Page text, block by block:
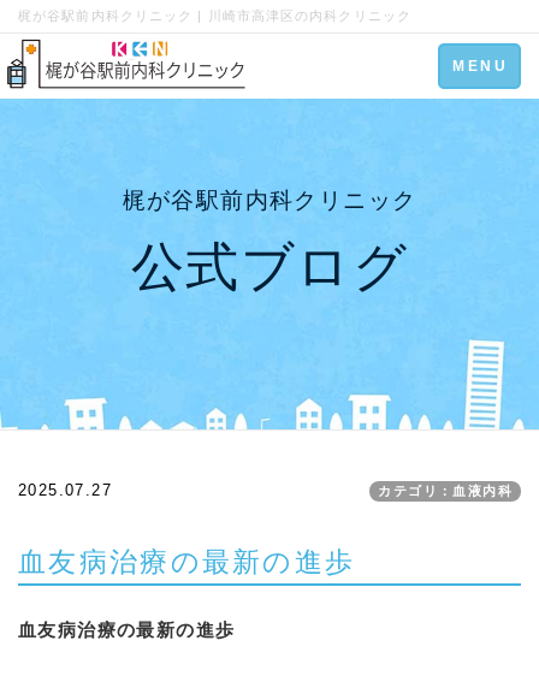
梶が谷駅前内科クリニック | 川崎市高津区の内科クリニック
Toggle
navigation
MENU
梶が谷駅前内科クリニック
公式ブログ
2025.07.27 カテゴリ：血液内科
血友病治療の最新の進歩
血友病治療の最新の進歩